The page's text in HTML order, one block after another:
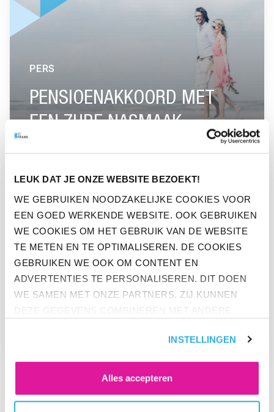
LEUK DAT JE ONZE WEBSITE BEZOEKT!
WE GEBRUIKEN NOODZAKELIJKE COOKIES VOOR
EEN GOED WERKENDE WEBSITE. OOK GEBRUIKEN
WE COOKIES OM HET GEBRUIK VAN DE WEBSITE
TE METEN EN TE OPTIMALISEREN. DE COOKIES
GEBRUIKEN WE OOK OM CONTENT EN
ADVERTENTIES TE PERSONALISEREN. DIT DOEN
WE SAMEN MET ONZE PARTNERS. ZIJ KUNNEN
ACCEPTEREN' ALS JE INSTEMT MET ALLE
NOODZAKELIJKE COOKIES WILT. ONDER 'ZELF
ALTIJD JE TOESTEMMING VOOR DE COOKIES
INSTELLINGEN
Alles accepteren
PENSIOENAKKOORD MET
EEN ZURE NASMAAK
PERS